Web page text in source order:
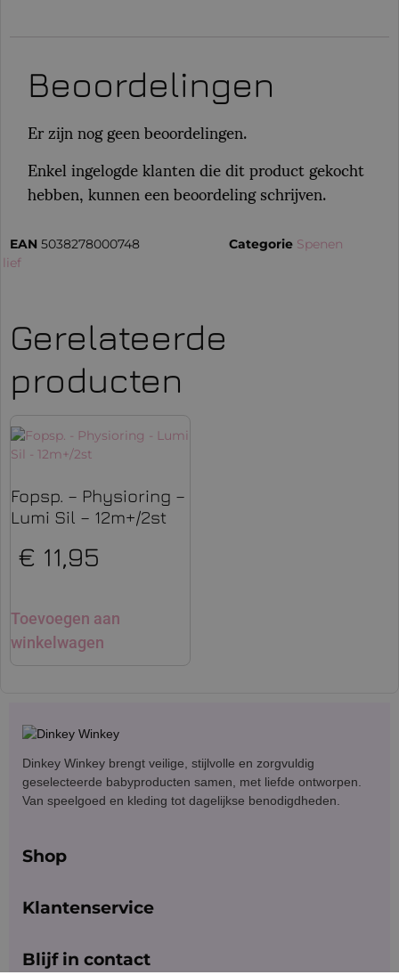
Beoordelingen
Er zijn nog geen beoordelingen.
Enkel ingelogde klanten die dit product gekocht
hebben, kunnen een beoordeling schrijven.
EAN 5038278000748 Categorie Spenen
lief
Gerelateerde
producten
Fopsp. – Physioring –
Lumi Sil – 12m+/2st
€ 11,95
Toevoegen aan
winkelwagen
Dinkey Winkey brengt veilige, stijlvolle en zorgvuldig
geselecteerde babyproducten samen, met liefde ontworpen.
Van speelgoed en kleding tot dagelijkse benodigdheden.
Shop
Klantenservice
Blijf in contact